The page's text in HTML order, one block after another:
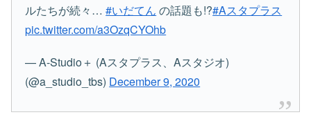
ルたちが続々…#いだてん の話題も!?#Aスタプラス
pic.twitter.com/a3OzqCYOhb
— A-Studio＋ (Aスタプラス、Aスタジオ)
(@a_studio_tbs) December 9, 2020